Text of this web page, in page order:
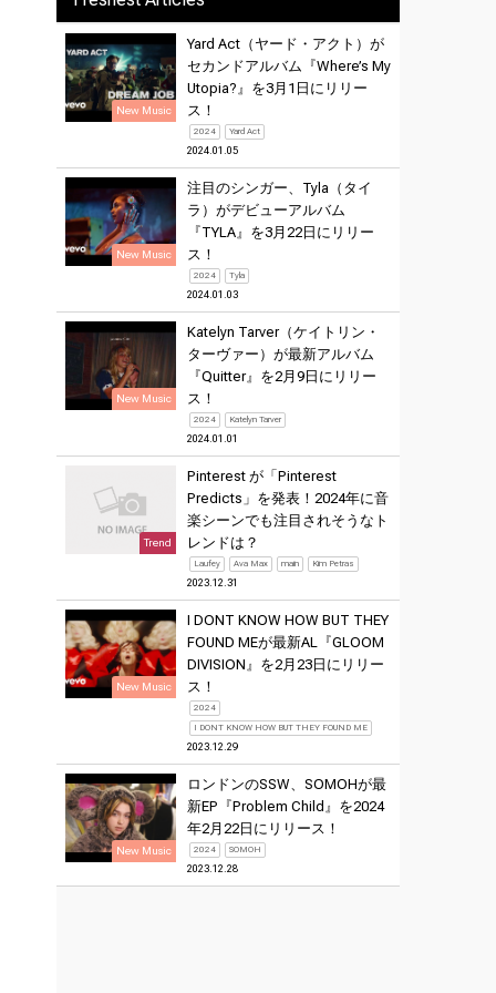
New Music
Yard Act（ヤード・アクト）が
セカンドアルバム『Where’s My
Utopia?』を3月1日にリリー
ス！
2024 Yard Act
2024.01.05
New Music
注目のシンガー、Tyla（タイ
ラ）がデビューアルバム
『TYLA』を3月22日にリリー
ス！
2024 Tyla
2024.01.03
New Music
Katelyn Tarver（ケイトリン・
ターヴァー）が最新アルバム
『Quitter』を2月9日にリリー
ス！
2024 Katelyn Tarver
2024.01.01
Trend
Pinterest が「Pinterest
Predicts」を発表！2024年に音
楽シーンでも注目されそうなト
レンドは？
Laufey Ava Max main Kim Petras
2023.12.31
New Music
I DONT KNOW HOW BUT THEY
FOUND MEが最新AL『GLOOM
DIVISION』を2月23日にリリー
ス！
2024
I DONT KNOW HOW BUT THEY FOUND ME
2023.12.29
New Music
ロンドンのSSW、SOMOHが最
新EP『Problem Child』を2024
年2月22日にリリース！
2024 SOMOH
2023.12.28